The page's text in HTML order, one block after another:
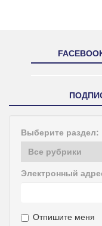
Выберите раздел:
Электронный
Отпишите меня